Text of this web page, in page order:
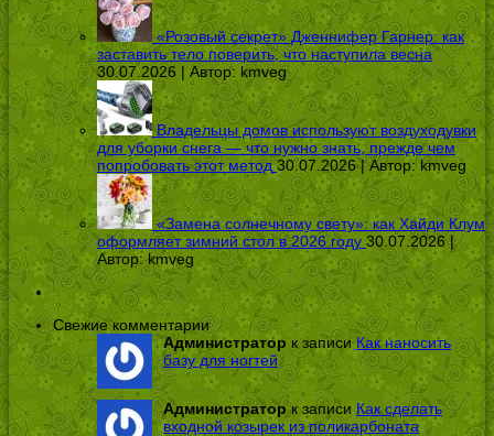
«Розовый секрет» Дженнифер Гарнер: как
заставить тело поверить, что наступила весна
30.07.2026 | Автор: kmveg
Владельцы домов используют воздуходувки
для уборки снега — что нужно знать, прежде чем
попробовать этот метод 30.07.2026 | Автор: kmveg
«Замена солнечному свету»: как Хайди Клум
оформляет зимний стол в 2026 году 30.07.2026 |
Автор:kmveg
Свежие комментарии
Администраторк записи Как наносить
базу для ногтей
Администраторк записи Как сделать
входной козырек из поликарбоната